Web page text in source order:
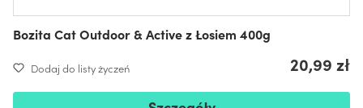
Bozita Cat Outdoor & Active z Łosiem 400g
Dodaj do listy życzeń 20,99 zł